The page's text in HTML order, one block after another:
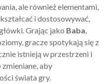
ale również elementami,
i dostosowywać,
Grając jako Baba
gracze spotykają się z
istnieją w przestrzeni i
aby
świata gry.